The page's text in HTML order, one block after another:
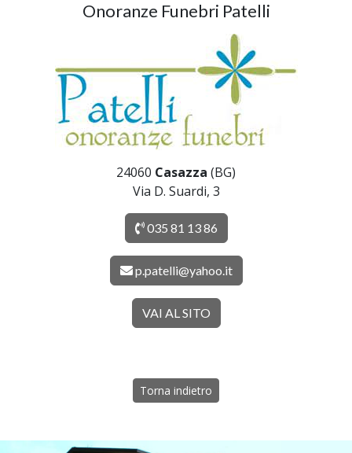
Onoranze Funebri Patelli
24060 Casazza (BG)
Via D. Suardi, 3
035 81 13 86
p.patelli@yahoo.it
VAI AL SITO
Torna indietro